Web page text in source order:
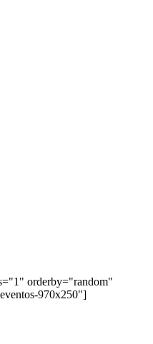
orderby="random"
970x250"]